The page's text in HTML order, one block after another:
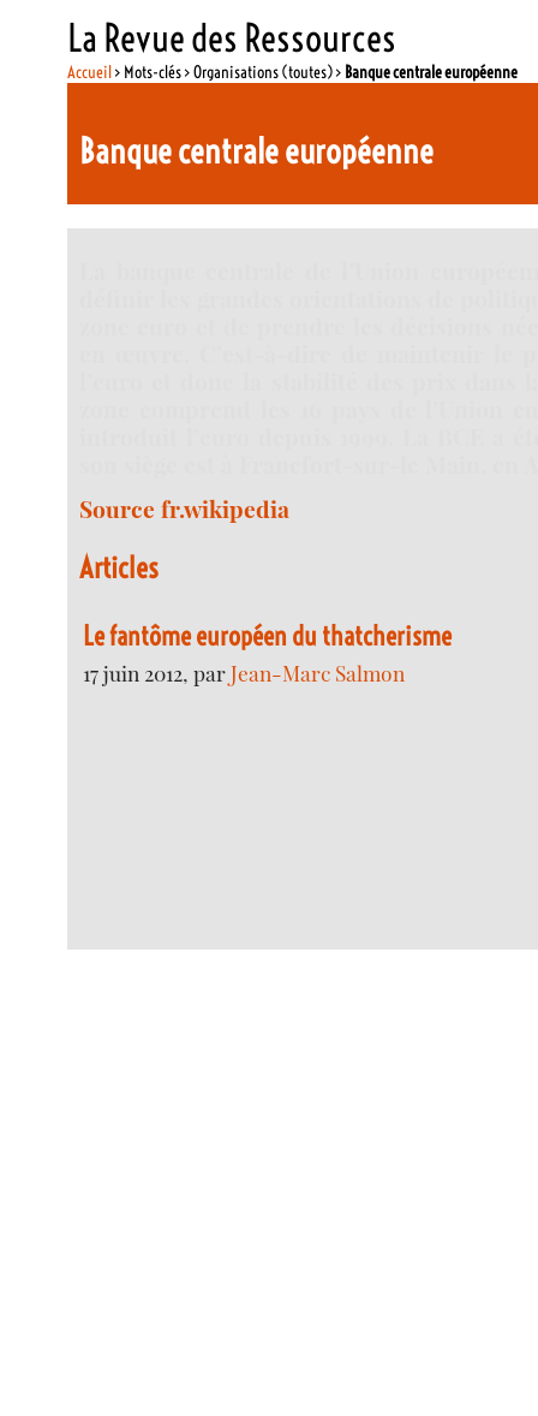
La Revue des Ressources
Accueil> Mots-clés > Organisations (toutes) > Banque centrale européenne
Banque centrale européenne
Source fr.wikipedia
Articles
Le fantôme européen du thatcherisme
17 juin 2012, parJean-Marc Salmon